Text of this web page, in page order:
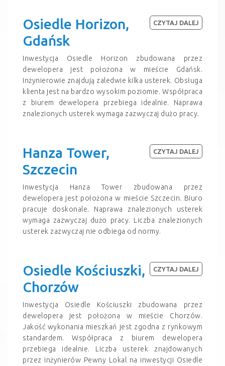
Osiedle Horizon,
Gdańsk
Inwestycja Osiedle Horizon zbudowana przez
dewelopera jest położona w mieście Gdańsk.
Inżynierowie znajdują zaledwie kilka usterek. Obsługa
klienta jest na bardzo wysokim poziomie. Współpraca
z biurem dewelopera przebiega idealnie. Naprawa
znalezionych usterek wymaga zazwyczaj dużo pracy.
CZYTAJ DALEJ
Hanza Tower,
Szczecin
Inwestycja Hanza Tower zbudowana przez
dewelopera jest położona w mieście Szczecin. Biuro
pracuje doskonale. Naprawa znalezionych usterek
wymaga zazwyczaj dużo pracy. Liczba znalezionych
usterek zazwyczaj nie odbiega od normy.
CZYTAJ DALEJ
Osiedle Kościuszki,
Chorzów
Inwestycja Osiedle Kościuszki zbudowana przez
dewelopera jest położona w mieście Chorzów.
Jakość wykonania mieszkań jest zgodna z rynkowym
standardem. Współpraca z biurem dewelopera
przebiega idealnie. Liczba usterek znajdowanych
przez inżynierów Pewny Lokal na inwestycji Osiedle
CZYTAJ DALEJ